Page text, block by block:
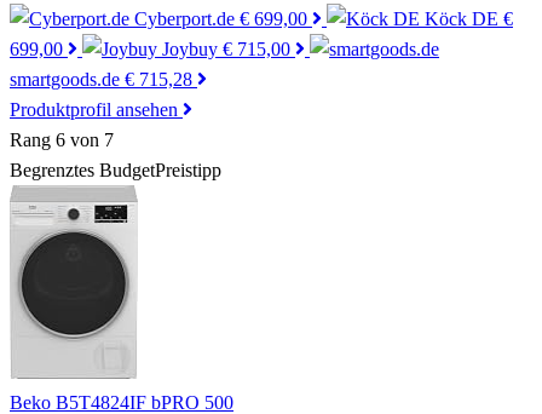
Cyberport.de € 699,00 Köck DE €
699,00
Joybuy € 715,00
smartgoods.de € 715,28
Produktprofil ansehen
Rang 6 von 7
Begrenztes BudgetPreistipp
Beko B5T4824IF bPRO 500